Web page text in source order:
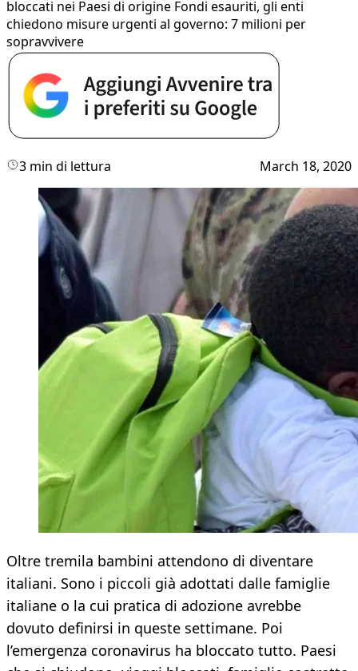
bloccati nei Paesi di origine Fondi esauriti, gli enti
chiedono misure urgenti al governo: 7 milioni per
sopravvivere
3 min di lettura March 18, 2020
Oltre tremila bambini attendono di diventare
italiani. Sono i piccoli già adottati dalle famiglie
italiane o la cui pratica di adozione avrebbe
dovuto definirsi in queste settimane. Poi
l’emergenza coronavirus ha bloccato tutto. Paesi